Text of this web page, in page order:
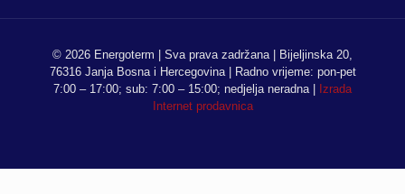
© 2026 Energoterm | Sva prava zadržana | Bijeljinska 20,
76316 Janja Bosna i Hercegovina | Radno vrijeme: pon-pet
7:00 – 17:00; sub: 7:00 – 15:00; nedjelja neradna |
Izrada
Internet prodavnica